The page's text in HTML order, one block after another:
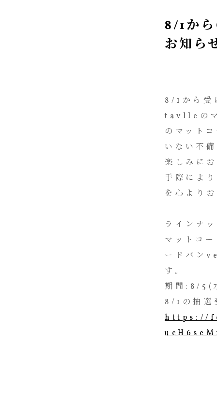
8/1か
お知ら
8/1から受
tavlleの
のマット
いない不
楽しみに
手際によ
を心より
ラインナ
マットコ
ードバン
す。
期間:8/
8/1の抽選
https://